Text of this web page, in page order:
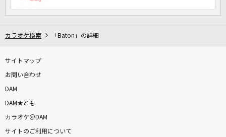
カラオケ検索 「Baton」の詳細
サイトマップ
お問い合わせ
DAM
DAM★とも
カラオケ＠DAM
サイトのご利用について